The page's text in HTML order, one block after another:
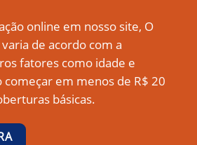
online em nosso site, O
de acordo com a
fatores como idade e
começar em menos de R$ 20
básicas.